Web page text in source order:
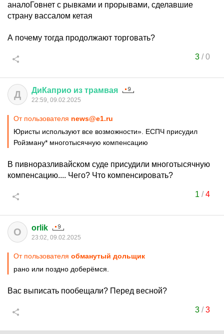
аналоГовнет с рывками и прорывами, сделавшие
страну вассалом кетая
А почему тогда продолжают торговать?
3/0
Д ДиКаприо из трамвая
22:59, 09.02.2025
От пользователя news@e1.ru
Юристы используют все возможности». ЕСПЧ присудил
Ройзману* многотысячную компенсацию
В пивноразливайском суде присудили многотысячную
компенсацию.... Чего? Что компенсировать?
1 /4
O orlik
23:02, 09.02.2025
От пользователя обманутый дольщик
рано или поздно доберёмся.
Вас выписать пообещали? Перед весной?
3/3